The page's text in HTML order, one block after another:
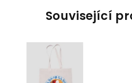
Související